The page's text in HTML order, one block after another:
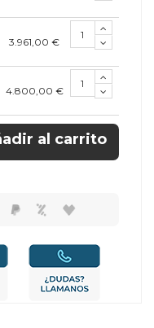
3.961,00 €
4.800,00 €
al carrito